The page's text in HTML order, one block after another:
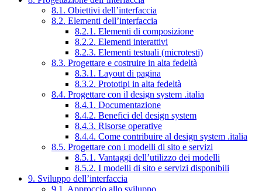
8.1. Obiettivi dell’interfaccia
8.2. Elementi dell’interfaccia
8.2.1. Elementi di composizione
8.2.2. Elementi interattivi
8.2.3. Elementi testuali (microtesti)
8.3. Progettare e costruire in alta fedeltà
8.3.1. Layout di pagina
8.3.2. Prototipi in alta fedeltà
8.4. Progettare con il design system .italia
8.4.1. Documentazione
8.4.2. Benefici del design system
8.4.3. Risorse operative
8.4.4. Come contribuire al design system .italia
8.5. Progettare con i modelli di sito e servizi
8.5.1. Vantaggi dell’utilizzo dei modelli
8.5.2. I modelli di sito e servizi disponibili
9. Sviluppo dell’interfaccia
9.1. Approccio allo sviluppo